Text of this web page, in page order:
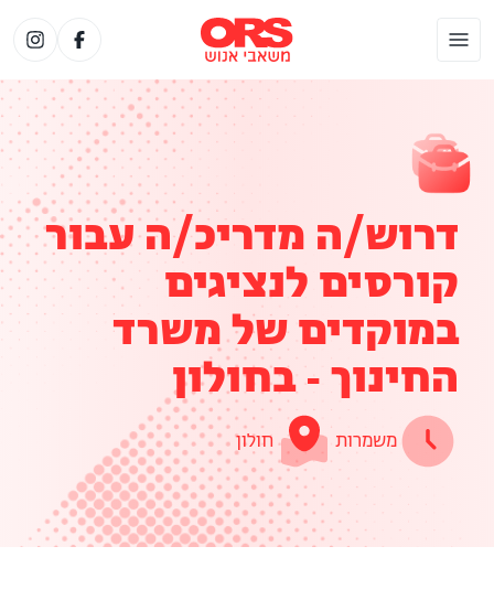
דרוש/ה מדריכ/ה עבור
קורסים לנציגים
במוקדים של משרד
החינוך - בחולון
משמרות חולון